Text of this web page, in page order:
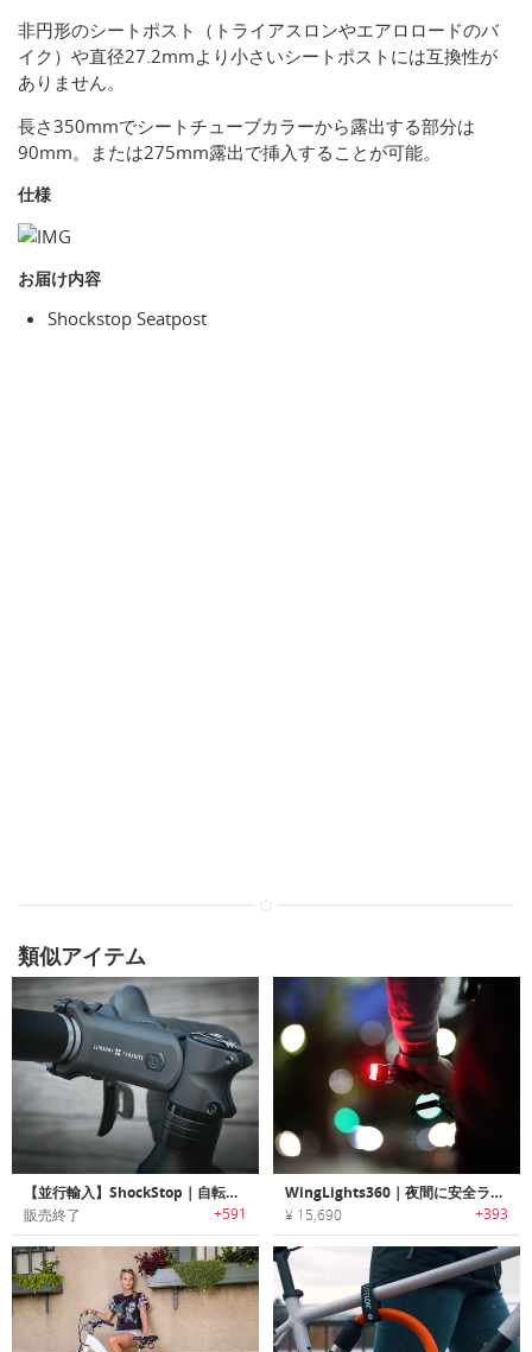
非円形のシートポスト（トライアスロンやエアロロードのバ
イク）や直径27.2mmより小さいシートポストには互換性が
ありません。
長さ350mmでシートチューブカラーから露出する部分は
90mm。または275mm露出で挿入することが可能。
仕様
お届け内容
Shockstop Seatpost
類似アイテム
【並行輸入】ShockStop｜自転車用衝撃吸収システム「ショックストップ」
販売終了 +591
WingLights360｜夜間に安全ライドが可能なバイクハンドルポジション・方向指示ライト「ウィングライツ360」
¥ 15,690 +393